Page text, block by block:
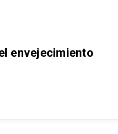
envejecimiento